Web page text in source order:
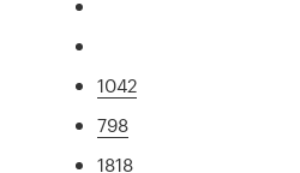
1042
798
1818